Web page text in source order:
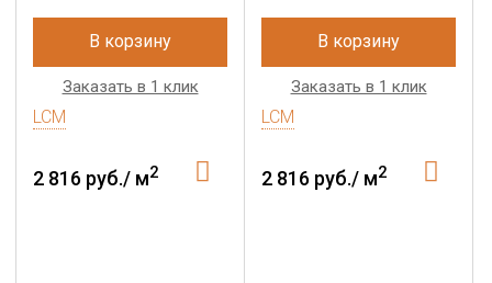
В корзину
Заказать в 1 клик
LCM
2 816 руб./ м2
В корзину
Заказать в 1 клик
LCM
2 816 руб./ м2